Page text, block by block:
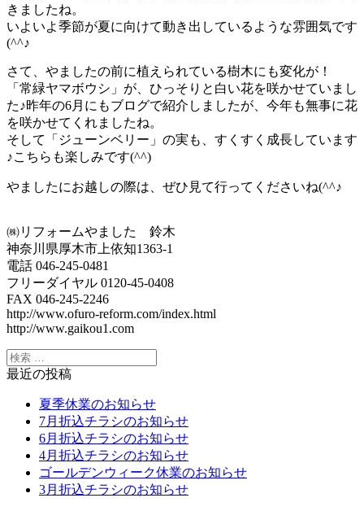
きましたね。
いよいよ季節が夏に向けて動き出しているような雰囲気です
(^^♪
さて、やましたの前に植えられている樹木にも変化が！
「常緑ヤマボウシ」が、ひっそりと白い花を咲かせていまし
た♪昨年の6月にもブログで紹介しましたが、今年も無事に花
を咲かせてくれましたね。
そして「ジューンベリー」の実も、すくすく成長しています
♪こちらも楽しみです(^^)
やましたにお越しの際は、ぜひ見て行ってくださいね(^^♪
㈱リフォームやました 鈴木
神奈川県厚木市上依知1363-1
電話 046-245-0481
フリーダイヤル 0120-45-0408
FAX 046-245-2246
http://www.ofuro-reform.com/index.html
http://www.gaikou1.com
最近の投稿
夏季休業のお知らせ
7月折込チラシのお知らせ
6月折込チラシのお知らせ
4月折込チラシのお知らせ
ゴールデンウィーク休業のお知らせ
3月折込チラシのお知らせ